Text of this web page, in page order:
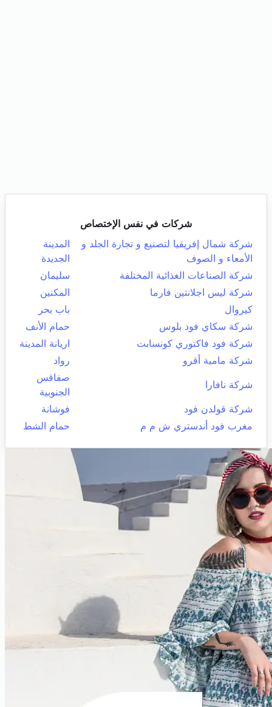
شركات في نفس الإختصاص
شركة شمال إفريقيا لتصنيع و تجارة الجلد و
الأمعاء و الصوف
المدينة
الجديدة
شركة الصناعات الغذائية المختلفة
سليمان
شركة ليس اجلانتين فارما
المكنين
كيروال
باب بحر
شركة سكاي فود بلوس
حمام الأنف
شركة فود فاكتوري كونسابت
اريانة المدينة
شركة مامية أقرو
رواد
شركة نافارا
صفاقس
الجنوبية
شركة قولدن فود
فوشانة
مغرب فود أندستري ش م م
حمام الشط